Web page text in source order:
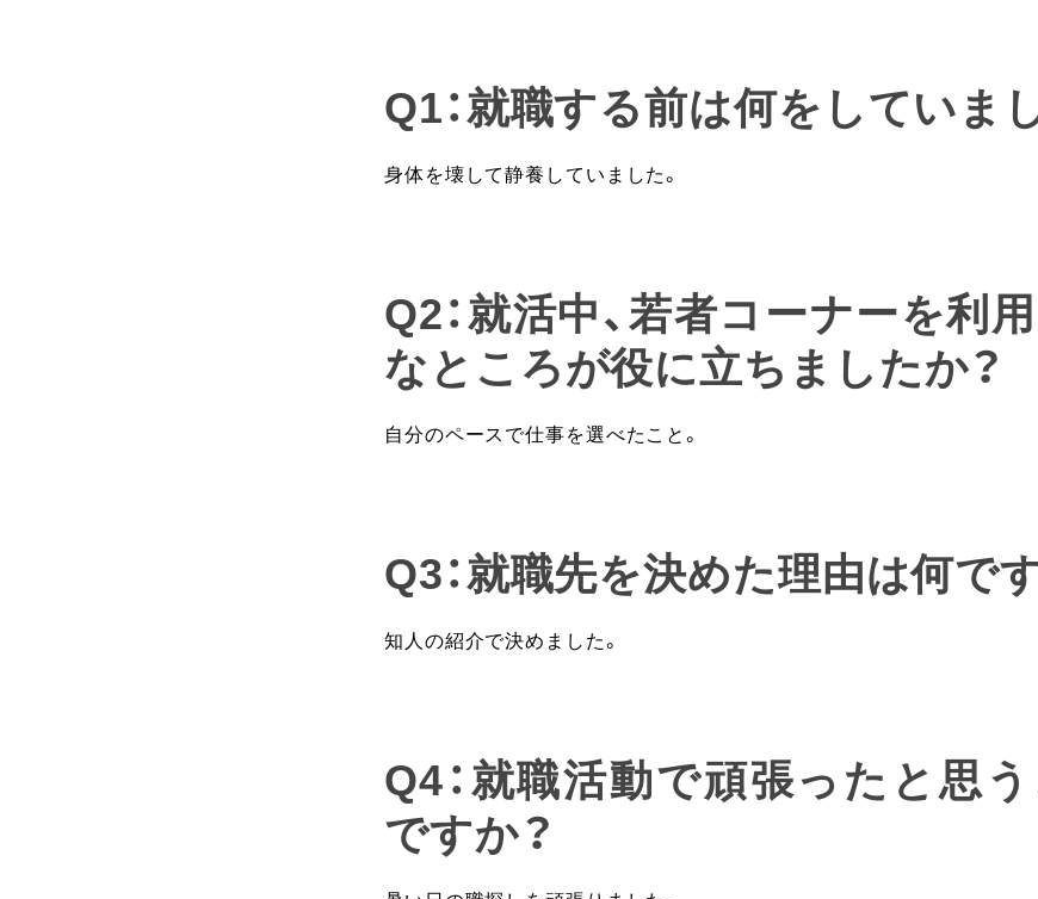
Q1：就職する前は何をしていま
身体を壊して静養していました。
Q2：就活中、若者コーナーを利
なところが役に立ちましたか？
自分のペースで仕事を選べたこと。
Q3：就職先を決めた理由は何で
知人の紹介で決めました。
Q4：就職活動で頑張ったと思
ですか？